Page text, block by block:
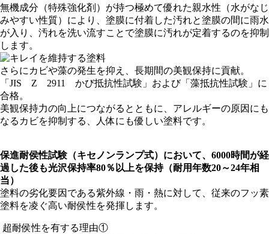
無機成分（特殊強化剤）が持つ極めて優れた親水性（水がなじ
みやすい性質）により、塗膜に付着した汚れと塗膜の間に雨水
が入り、汚れを洗い流すことで塗膜に汚れが定着するのを抑制
します。
さらにカビや藻の発生を抑え、長期間の美観保持に貢献。
「 JIS Z 2911
かび抵抗性試験」および「藻抵抗性試験」に
合格。
美観保持力の向上につながるとともに、アレルギーの原因にも
なるカビを抑制する、人体にも優しい塗料です。
保進耐侯性試験（キセノンランプ式）において、6000時間が経
過した後も光沢保持率80％以上を保持（耐用年数20～24年相
当）
塗料の劣化要因である紫外線・雨・熱に対して、従来のフッ素
塗料を凌ぐ高い耐侯性を発揮します。
超耐侯性を有する理由①